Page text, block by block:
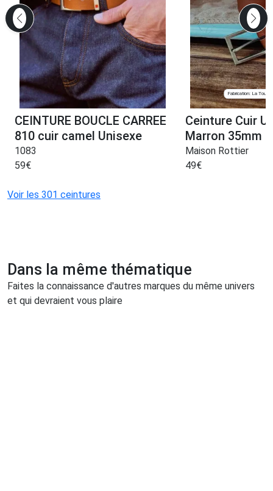
CEINTURE BOUCLE CARREE
810 cuir camel Unisexe
1083
59€
Fabrication: La Tour
Ceinture Cuir
Marron 35mm
Maison Rottier
49€
Voir les 301 ceintures
Dans la même thématique
Faites la connaissance d'autres marques du même univers
et qui devraient vous plaire